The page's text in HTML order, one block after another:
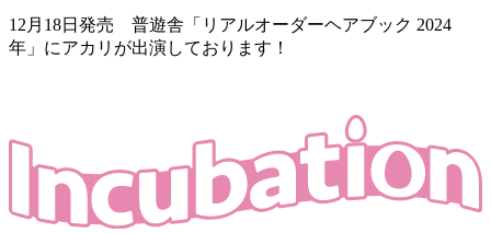
12月18日発売 普遊舎「リアルオーダーヘアブック 2024
年」にアカリが出演しております！